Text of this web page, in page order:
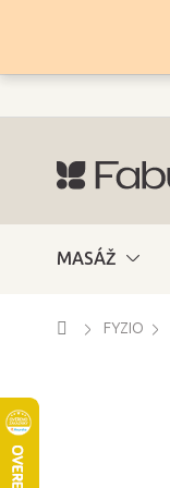
MASÁŽ
DomovFYZIO